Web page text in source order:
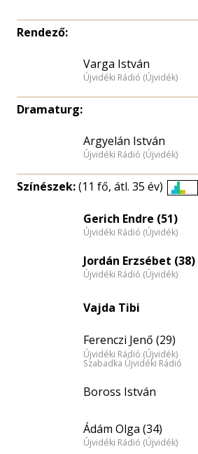
Rendező:
Varga István
Újvidéki Rádió (Újvidék)
Dramaturg:
Argyelán István
Újvidéki Rádió (Újvidék)
Színészek:(11 fő, átl. 35 év)
Gerich Endre (51)
Újvidéki Rádió (Újvidék)
Jordán Erzsébet (38)
Újvidéki Rádió (Újvidék)
Vajda Tibi
Ferenczi Jenő (29)
Újvidéki Rádió (Újvidék)
Szabadka Újvidéki Rádió
Boross István
Ádám Olga (34)
Újvidéki Rádió (Újvidék)